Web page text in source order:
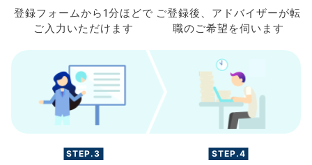
登録フォームから 1分ほどで
ご入力 いただけます
ご登録後、 アドバイザーが転
職のご希望を伺います
STEP.3 STEP.4